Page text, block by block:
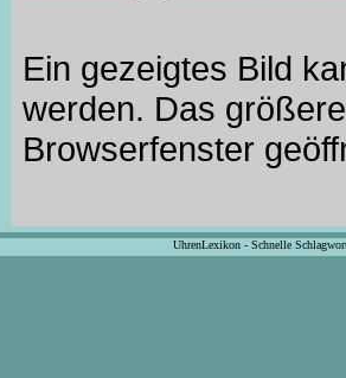
Ein gezeigtes Bild
werden. Das
Browserfenster
UhrenLexikon - Schnelle